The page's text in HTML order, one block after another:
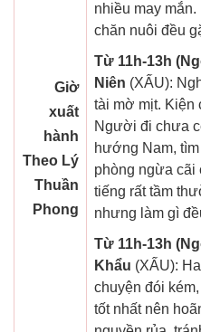
Giờ
xuất
hành
Theo Lý
Thuần
Phong
nhiều may
chăn nuôi đều
Từ 11h-13h
Niên (XẤU):
tài mờ mịt. Kiện
Người đi chưa
hướng Nam,
phòng ngừa cãi
tiếng rất tầm
nhưng làm gì
Từ 11h-13h
Khẩu (XẤU):
chuyện đói
tốt nhất nên